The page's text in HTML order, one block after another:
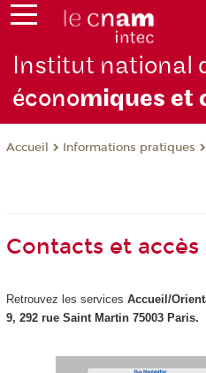
Institut national
économiques et
Accueil Informations pratiques
Contacts et accès
Retrouvez les services Accueil/
9, 292 rue Saint Martin 75003 Paris.